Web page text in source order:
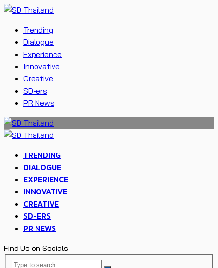
Trending
Dialogue
Experience
Innovative
Creative
SD-ers
PR News
TRENDING
DIALOGUE
EXPERIENCE
INNOVATIVE
CREATIVE
SD-ERS
PR NEWS
Find Us on Socials